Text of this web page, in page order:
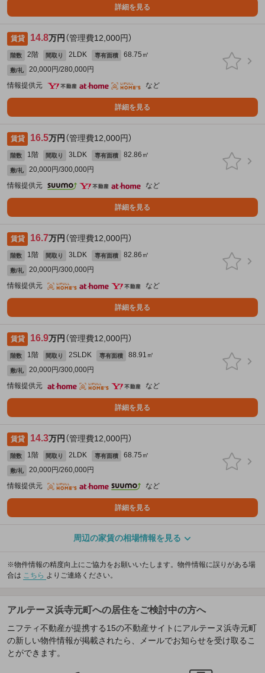
詳細を見る
賃貸 14.8万円 （管理費12,000円）
階数 2階 間取り 2LDK 専有面積 68.75㎡
敷/礼
20,000円/280,000円
情報提供元
など
詳細を見る
賃貸 16.5万円 （管理費12,000円）
階数 1階 間取り 3LDK 専有面積 82.86㎡
敷/礼
20,000円/300,000円
情報提供元
など
詳細を見る
賃貸 16.7万円 （管理費12,000円）
階数 1階 間取り 3LDK 専有面積 82.86㎡
敷/礼
20,000円/300,000円
情報提供元
など
詳細を見る
賃貸 16.9万円 （管理費12,000円）
階数 1階 間取り 2SLDK 専有面積 88.91㎡
敷/礼
20,000円/300,000円
情報提供元
など
詳細を見る
賃貸 14.3万円 （管理費12,000円）
階数 1階 間取り 2LDK 専有面積 68.75㎡
敷/礼
20,000円/260,000円
情報提供元
など
詳細を見る
周辺の家賃の相場情報を見る
※物件情報の精度向上にご協力をお願いいたします。物件情報に誤りがある場
合は こちら よりご連絡ください。
アルテーヌ浜寺元町への居住をご検討中の方へ
ニフティ不動産が提携する15の不動産サイトにアルテーヌ浜寺元町
の新しい物件情報が掲載されたら、メールでお知らせを受け取るこ
とができます。